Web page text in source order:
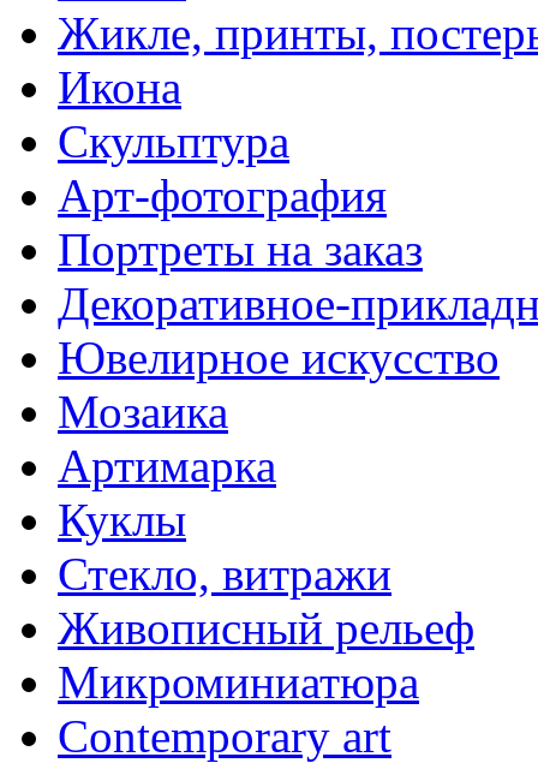
Жикле, принты,
Икона
Скульптура
Арт-фотография
Портреты на заказ
Декоративное-
Ювелирное искусство
Мозаика
Артимарка
Куклы
Стекло, витражи
Живописный рельеф
Микроминиатюра
Contemporary art